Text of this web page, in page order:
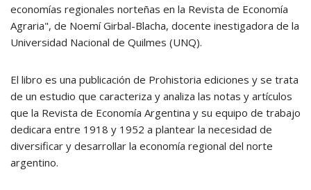
economías regionales norteñas en la Revista de Economía
Agraria", de Noemí Girbal-Blacha, docente inestigadora de la
Universidad Nacional de Quilmes (UNQ).
El libro es una publicación de Prohistoria ediciones y se trata
de un estudio que caracteriza y analiza las notas y artículos
que la Revista de Economía Argentina y su equipo de trabajo
dedicara entre 1918 y 1952 a plantear la necesidad de
diversificar y desarrollar la economía regional del norte
argentino.